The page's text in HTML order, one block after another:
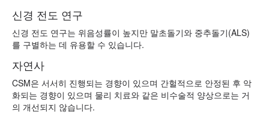
신경 전도 연구
신경 전도 연구는 위음성률이 높지만 말초돌기와 중추돌기(ALS)
를 구별하는 데 유용할 수 있습니다.
자연사
CSM은 서서히 진행되는 경향이 있으며 간헐적으로 안정된 후 악
화되는 경향이 있으며 물리 치료와 같은 비수술적 양상으로는 거
의 개선되지 않습니다.